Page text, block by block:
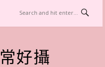
好攝